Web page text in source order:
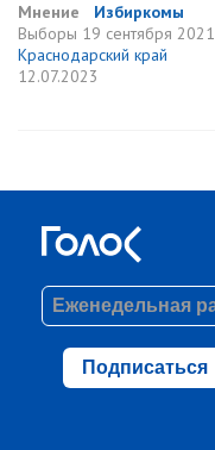
Мнение
Избиркомы
Выборы 19 сентября 2021
Краснодарский край
12.07.2023
Подписаться